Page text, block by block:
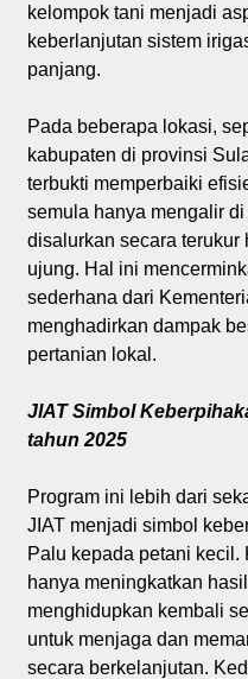
kelompok tani menjadi
keberlanjutan sistem
panjang.
Pada beberapa lokasi,
kabupaten di provinsi
terbukti memperbaiki
semula hanya mengalir
disalurkan secara
ujung. Hal ini
sederhana dari
menghadirkan dampak
pertanian lokal.
JIAT Simbol
tahun 2025
Program ini lebih dari
JIAT menjadi simbol
Palu kepada petani
hanya meningkatkan
menghidupkan kembali
untuk menjaga dan
secara berkelanjutan.